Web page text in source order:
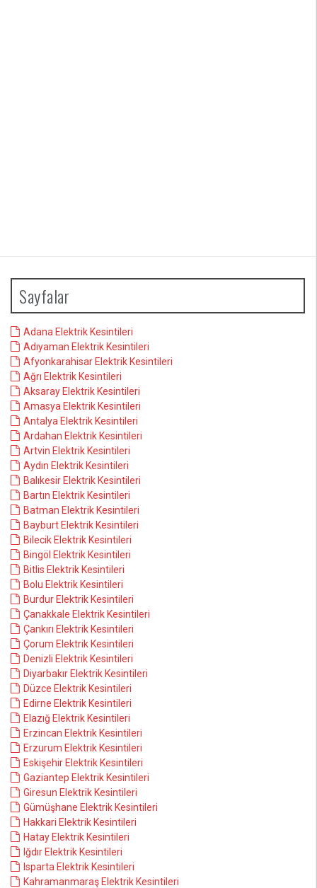
Sayfalar
Adana Elektrik Kesintileri
Adıyaman Elektrik Kesintileri
Afyonkarahisar Elektrik Kesintileri
Ağrı Elektrik Kesintileri
Aksaray Elektrik Kesintileri
Amasya Elektrik Kesintileri
Antalya Elektrik Kesintileri
Ardahan Elektrik Kesintileri
Artvin Elektrik Kesintileri
Aydın Elektrik Kesintileri
Balıkesir Elektrik Kesintileri
Bartın Elektrik Kesintileri
Batman Elektrik Kesintileri
Bayburt Elektrik Kesintileri
Bilecik Elektrik Kesintileri
Bingöl Elektrik Kesintileri
Bitlis Elektrik Kesintileri
Bolu Elektrik Kesintileri
Burdur Elektrik Kesintileri
Çanakkale Elektrik Kesintileri
Çankırı Elektrik Kesintileri
Çorum Elektrik Kesintileri
Denizli Elektrik Kesintileri
Diyarbakır Elektrik Kesintileri
Düzce Elektrik Kesintileri
Edirne Elektrik Kesintileri
Elazığ Elektrik Kesintileri
Erzincan Elektrik Kesintileri
Erzurum Elektrik Kesintileri
Eskişehir Elektrik Kesintileri
Gaziantep Elektrik Kesintileri
Giresun Elektrik Kesintileri
Gümüşhane Elektrik Kesintileri
Hakkari Elektrik Kesintileri
Hatay Elektrik Kesintileri
Iğdır Elektrik Kesintileri
Isparta Elektrik Kesintileri
Kahramanmaraş Elektrik Kesintileri